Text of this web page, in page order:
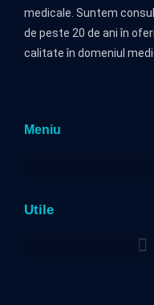
medicale. Suntem
de peste 20 de ani în
calitate în domeniul
Meniu
Utile